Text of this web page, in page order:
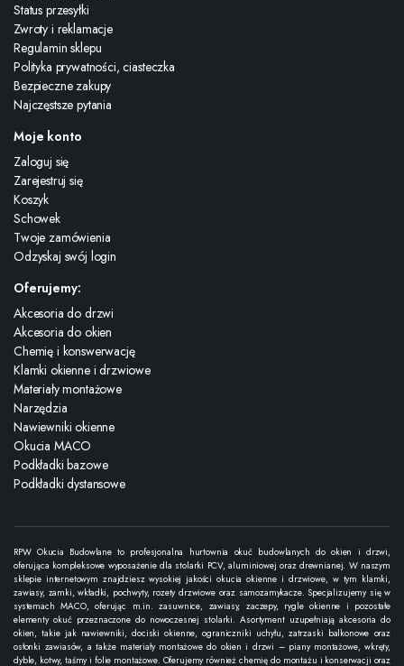
Status przesyłki
Zwroty i reklamacje
Regulamin sklepu
Polityka prywatności, ciasteczka
Bezpieczne zakupy
Najczęstsze pytania
Moje konto
Zaloguj się
Zarejestruj się
Koszyk
Schowek
Twoje zamówienia
Odzyskaj swój login
Oferujemy:
Akcesoria do drzwi
Akcesoria do okien
Chemię i konswerwację
Klamki okienne i drzwiowe
Materiały montażowe
Narzędzia
Nawiewniki okienne
Okucia MACO
Podkładki bazowe
Podkładki dystansowe
RPW Okucia Budowlane to profesjonalna hurtownia okuć budowlanych do okien i drzwi,
oferująca kompleksowe wyposażenie dla stolarki PCV, aluminiowej oraz drewnianej. W naszym
sklepie internetowym znajdziesz wysokiej jakości okucia okienne i drzwiowe, w tym klamki,
zawiasy, zamki, wkładki, pochwyty, rozety drzwiowe oraz samozamykacze. Specjalizujemy się w
systemach MACO, oferując m.in. zasuwnice, zawiasy, zaczepy, rygle okienne i pozostałe
elementy okuć przeznaczone do nowoczesnej stolarki. Asortyment uzupełniają akcesoria do
okien, takie jak nawiewniki, dociski okienne, ograniczniki uchyłu, zatrzaski balkonowe oraz
osłonki zawiasów, a także materiały montażowe do okien i drzwi – piany montażowe, wkręty,
dyble, kotwy, taśmy i folie montażowe. Oferujemy również chemię do montażu i konserwacji oraz